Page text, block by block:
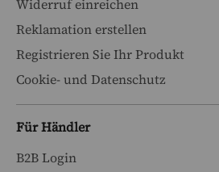
Widerruf einreichen
Reklamation erstellen
Registrieren Sie Ihr Produkt
Cookie- und Datenschutz
Für Händler
B2B Login